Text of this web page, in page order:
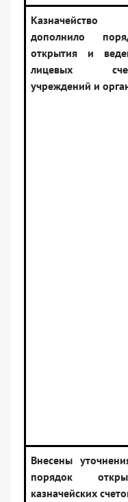
Казначейство
дополнило
открытия и
лицевых
учреждений и
Внесены
порядок
казначейских